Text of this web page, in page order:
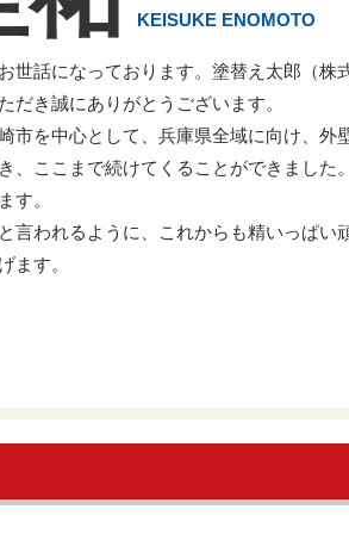
KEISUKE ENOMOTO
世話になっております。塗替え太郎（株
だき誠にありがとうございます。
市を中心として、兵庫県全域に向け、
、ここまで続けてくることができまし
す。
言われるように、これからも精いっぱい
ます。